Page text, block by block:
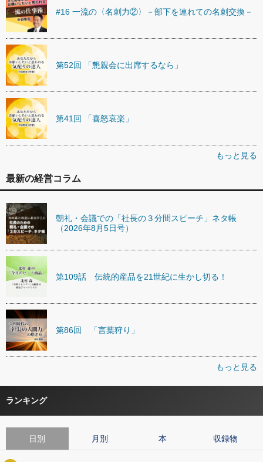
#16 一流の〈名刺力②〉－部下を連れての名刺交換－
第52回 「懇親会に出席するなら」
第41回 「喜怒哀楽」
もっと見る
最新の経営コラム
朝礼・会議での「社長の３分間スピーチ」ネタ帳
（2026年8月5日号）
第109話 伝統的産品を21世紀に生かし切る！
第86回 「言葉狩り」
もっと見る
ランキング
日別 月別 本 収録物